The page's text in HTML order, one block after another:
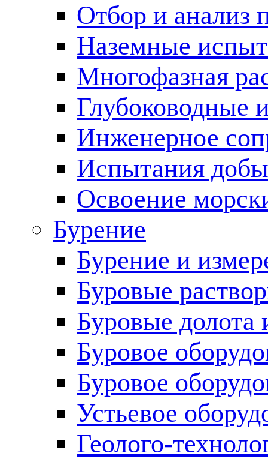
Отбор и анализ
Наземные
Многофазная
Глубоководные
Инженерное
Испытания
Освоение
Бурение
Бурение и
Буровые
Буровые долота
Буровое
Буровое
Устьевое
Геолого-